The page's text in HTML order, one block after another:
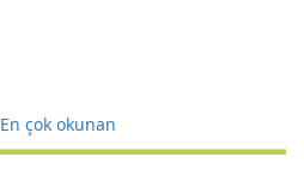
En çok okunan